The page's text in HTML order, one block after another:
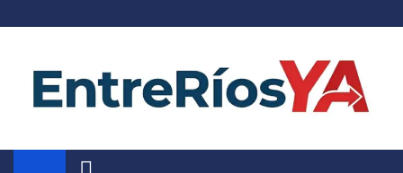
Noticias de Entre Ríos
Información de toda la provincia ahora